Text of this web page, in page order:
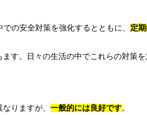
の安全対策を強化するとともに、 定
す。日々の生活の中でこれらの対策
りますが、 一般的には良好です。